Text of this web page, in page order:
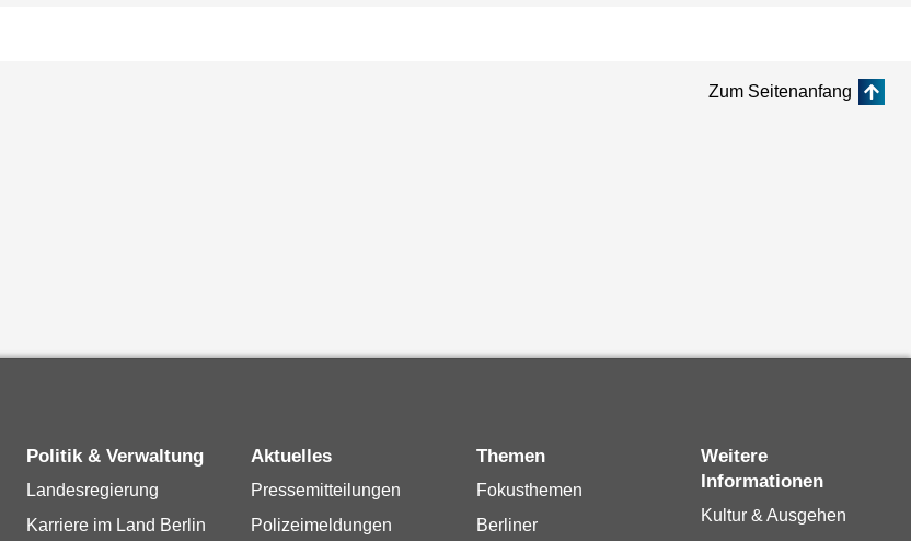
Zum Seitenanfang
Politik & Verwaltung
Landesregierung
Karriere im Land Berlin
Aktuelles
Pressemitteilungen
Polizeimeldungen
Themen
Fokusthemen
Berliner
Weitere
Informationen
Kultur & Ausgehen